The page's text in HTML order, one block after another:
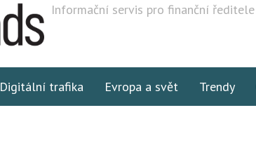
Informační servis pro finanční ředitele
Digitální trafika Evropa a svět Trendy